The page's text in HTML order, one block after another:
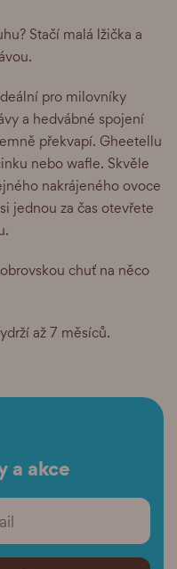
Stačí malá lžička a
pro milovníky
a hedvábné spojení
překvapí. Gheetellu
nebo wafle. Skvěle
nakrájeného ovoce
jednou za čas otevřete
chuť na něco
až 7 měsíců.
a akce